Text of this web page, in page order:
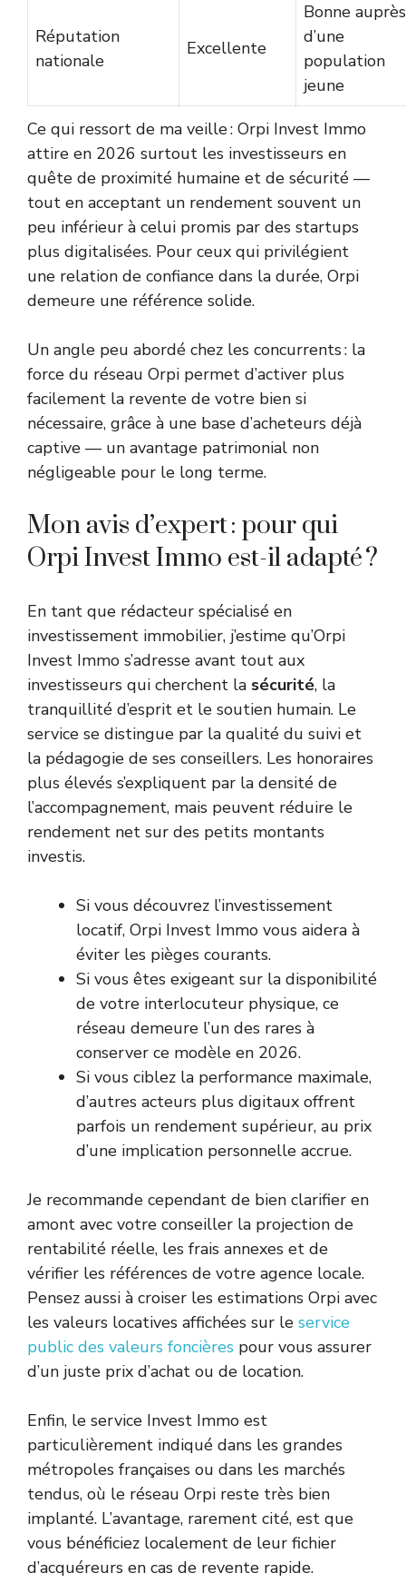
Réputation
nationale
Excellente
Bonne auprès
d’une
population
jeune
Ce qui ressort de ma veille : Orpi Invest Immo
attire en 2026 surtout les investisseurs en
quête de proximité humaine et de sécurité —
tout en acceptant un rendement souvent un
peu inférieur à celui promis par des startups
plus digitalisées. Pour ceux qui privilégient
une relation de confiance dans la durée, Orpi
demeure une référence solide.
Un angle peu abordé chez les concurrents : la
force du réseau Orpi permet d’activer plus
facilement la revente de votre bien si
nécessaire, grâce à une base d’acheteurs déjà
captive — un avantage patrimonial non
négligeable pour le long terme.
Mon avis d’expert : pour qui
Orpi Invest Immo est-il adapté ?
En tant que rédacteur spécialisé en
investissement immobilier, j’estime qu’Orpi
Invest Immo s’adresse avant tout aux
investisseurs qui cherchent la sécurité, la
tranquillité d’esprit et le soutien humain. Le
service se distingue par la qualité du suivi et
la pédagogie de ses conseillers. Les honoraires
plus élevés s’expliquent par la densité de
l’accompagnement, mais peuvent réduire le
rendement net sur des petits montants
investis.
Si vous découvrez l’investissement
locatif, Orpi Invest Immo vous aidera à
éviter les pièges courants.
Si vous êtes exigeant sur la disponibilité
de votre interlocuteur physique, ce
réseau demeure l’un des rares à
conserver ce modèle en 2026.
Si vous ciblez la performance maximale,
d’autres acteurs plus digitaux offrent
parfois un rendement supérieur, au prix
d’une implication personnelle accrue.
Je recommande cependant de bien clarifier en
amont avec votre conseiller la projection de
rentabilité réelle, les frais annexes et de
vérifier les références de votre agence locale.
Pensez aussi à croiser les estimations Orpi avec
les valeurs locatives affichées sur le service
public des valeurs foncières pour vous assurer
d’un juste prix d’achat ou de location.
Enfin, le service Invest Immo est
particulièrement indiqué dans les grandes
métropoles françaises ou dans les marchés
tendus, où le réseau Orpi reste très bien
implanté. L’avantage, rarement cité, est que
vous bénéficiez localement de leur fichier
d’acquéreurs en cas de revente rapide.